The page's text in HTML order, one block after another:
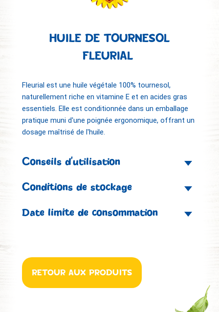
HUILE DE TOURNESOL
FLEURIAL
Fleurial est une huile végétale 100% tournesol,
naturellement riche en vitamine E et en acides gras
essentiels. Elle est conditionnée dans un emballage
pratique muni d'une poignée ergonomique, offrant un
dosage maîtrisé de l'huile.
Conseils d’utilisation
Conditions de stockage
Date limite de consommation
RETOUR AUX PRODUITS